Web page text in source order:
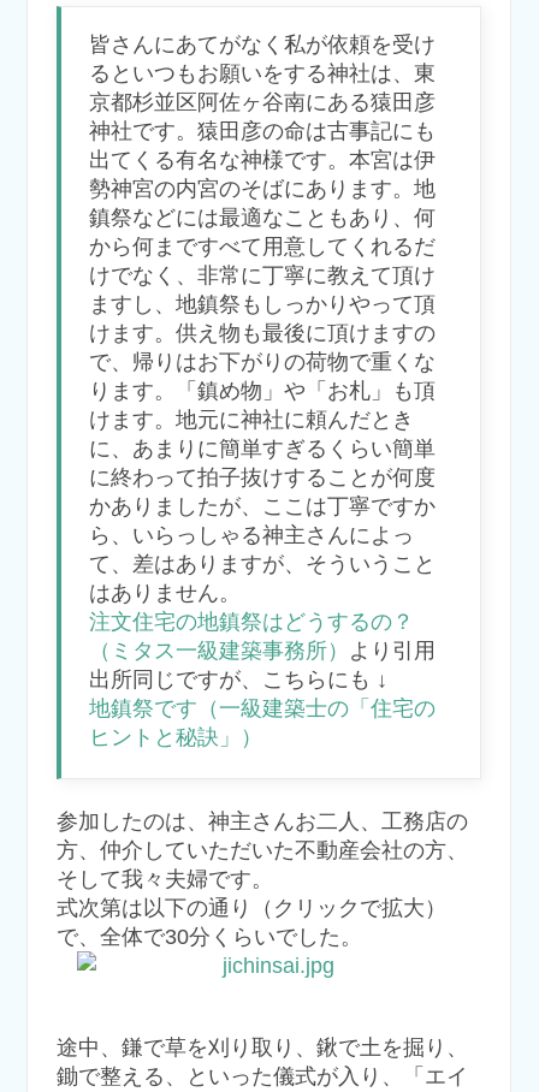
皆さんにあてがなく私が依頼を受け
るといつもお願いをする神社は、東
京都杉並区阿佐ヶ谷南にある猿田彦
神社です。猿田彦の命は古事記にも
出てくる有名な神様です。本宮は伊
勢神宮の内宮のそばにあります。地
鎮祭などには最適なこともあり、何
から何まですべて用意してくれるだ
けでなく、非常に丁寧に教えて頂け
ますし、地鎮祭もしっかりやって頂
けます。供え物も最後に頂けますの
で、帰りはお下がりの荷物で重くな
ります。「鎮め物」や「お札」も頂
けます。地元に神社に頼んだとき
に、あまりに簡単すぎるくらい簡単
に終わって拍子抜けすることが何度
かありましたが、ここは丁寧ですか
ら、いらっしゃる神主さんによっ
て、差はありますが、そういうこと
はありません。
注文住宅の地鎮祭はどうするの？
（ミタス一級建築事務所） より引用
出所同じですが、こちらにも ↓
地鎮祭です（一級建築士の「住宅の
ヒントと秘訣」）
参加したのは、神主さんお二人、工務店の
方、仲介していただいた不動産会社の方、
そして我々夫婦です。
式次第は以下の通り（クリックで拡大）
で、全体で30分くらいでした。
途中、鎌で草を刈り取り、鍬で土を掘り、
鋤で整える、といった儀式が入り、「エイ